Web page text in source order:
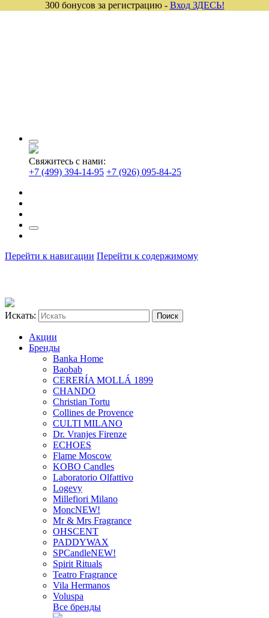
Свяжитесь с нами:
+7 (499) 394-14-95 +7 (926) 095-84-25
Перейти к навигации Перейти к содержимому
Искать:
Акции
Бренды
Banka Home
Baobab
CERERÍA MOLLÁ 1899
CHANDO
Christian Tortu
Collines de Provence
CULTI MILANO
Dr. Vranjes Firenze
ECHOES
Flame Moscow
KOBO Candles
Laboratorio Olfattivo
Logevy
Millefiori Milano
MoncNEW!
Mr & Mrs Fragrance
OHSCENT
PADDYWAX
SPCandleNEW!
Spirit Rituals
Teatro Fragrance
Vila Hermanos
Voluspa
Все бренды
300 бонусов за регистрацию - Вход ЗДЕСЬ!